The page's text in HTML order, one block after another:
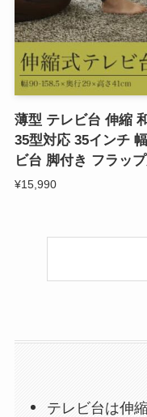
薄型 テレビ台 伸縮
35型対応 35インチ
ビ台 脚付き フラッ
¥15,990
テレビ台は伸